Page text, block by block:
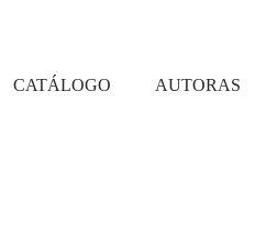
CATÁLOGO AUTORAS